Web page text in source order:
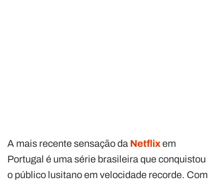
A mais recente sensação da Netflixem
Portugal é uma série brasileira que conquistou
o público lusitano em velocidade recorde. Com